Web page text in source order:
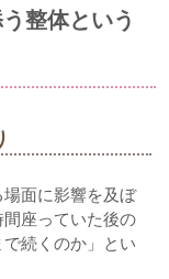
整体という
面に影響を及ぼ
座っていた後の
続くのか」とい